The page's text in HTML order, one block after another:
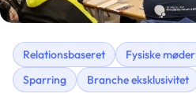
Relationsbaseret Fysiske møder
Sparring
Branche eksklusivitet